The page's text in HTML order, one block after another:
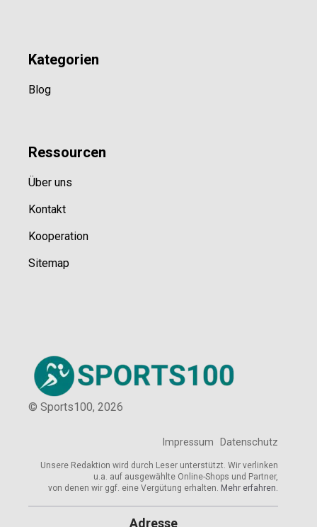
Kategorien
Blog
Ressourcen
Über uns
Kontakt
Kooperation
Sitemap
© Sports100, 2026
Impressum Datenschutz
Unsere Redaktion wird durch Leser unterstützt. Wir verlinken
u.a. auf ausgewählte Online-Shops und Partner,
von denen wir ggf. eine Vergütung erhalten. Mehr erfahren.
Adresse